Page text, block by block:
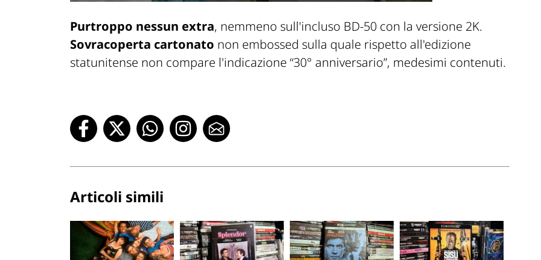
Purtroppo nessun extra, nemmeno sull'incluso BD-50 con la versione 2K.
Sovracoperta cartonato non embossed sulla quale rispetto all'edizione
statunitense non compare l'indicazione “30° anniversario”, medesimi contenuti.
Articoli simili